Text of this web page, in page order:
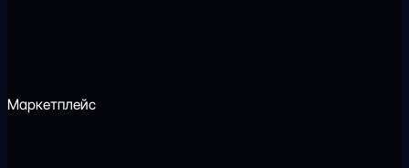
Маркетплейс